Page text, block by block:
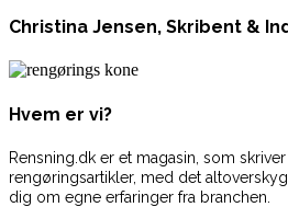
Christina Jensen, Skribent &
Hvem er vi?
Rensning.dk er et magasin, som
rengøringsartikler, med det
dig om egne erfaringer fra branchen.